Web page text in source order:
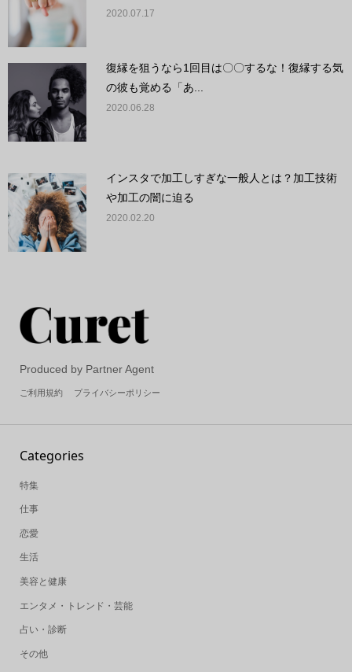
2020.07.17
復縁を狙うなら1回目は〇〇するな！復縁する気
の彼も覚める「あ...
2020.06.28
インスタで加工しすぎな一般人とは？加工技術
や加工の闇に迫る
2020.02.20
Produced by Partner Agent
ご利用規約 プライバシーポリシー
Categories
特集
仕事
恋愛
生活
美容と健康
エンタメ・トレンド・芸能
占い・診断
その他